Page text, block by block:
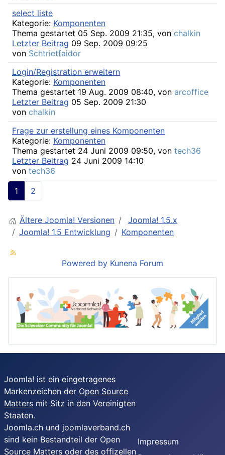
select liste
Kategorie: Komponenten
Thema gestartet 05 Sep. 2009 21:35, von chalkin
Letzter Beitrag 09 Sep. 2009 09:25
von Schtrietfaidor
Login/Registration erweitern
Kategorie: Komponenten
Thema gestartet 19 Aug. 2009 08:40, von arcoffice
Letzter Beitrag 05 Sep. 2009 21:30
von chalkin
Frage zur erstellung eines Komponenten
Kategorie: Komponenten
Thema gestartet 24 Juni 2009 09:50, von tech36
Letzter Beitrag 24 Juni 2009 14:10
von tech36
1
2
Ältere Joomla! Versionen
Joomla! 1.5.x
Joomla! 1.5 Entwicklung
Komponenten
Powered by Kunena Forum
Joomla! ist ein eingetragenes
Markenzeichen der Open Source
Matters mit Sitz in den Vereinigten
Staaten.
Joomla.ch und joomlaverband.ch
sind kein Bestandteil der Open
Source Matters oder des offizellen
Impressum